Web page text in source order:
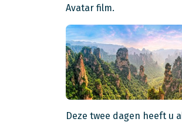
Avatar film.
Deze twee dagen heeft u